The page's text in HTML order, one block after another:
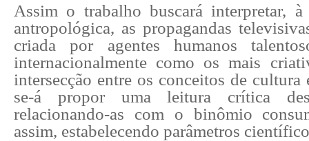
Assim o trabalho buscará interpretar,
antropológica, as propagandas
criada por agentes humanos
internacionalmente como os mais
intersecção entre os conceitos de
se-á propor uma leitura crítica
relacionando-as com o binômio
assim, estabelecendo parâmetros